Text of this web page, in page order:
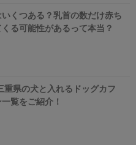
くつある？乳首の数だけ赤ち
る可能性があるって本当？
重県の犬と入れるドッグカフ
覧をご紹介！